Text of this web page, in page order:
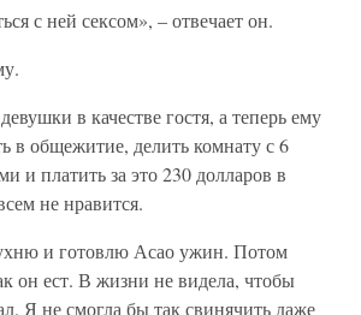
с ней сексом», – отвечает он.
в качестве гостя, а теперь ему
в общежитие, делить комнату с 6
и платить за это 230 долларов в
не нравится.
и готовлю Асао ужин. Потом
он ест. В жизни не видела, чтобы
Я не смогла бы так свинячить даже